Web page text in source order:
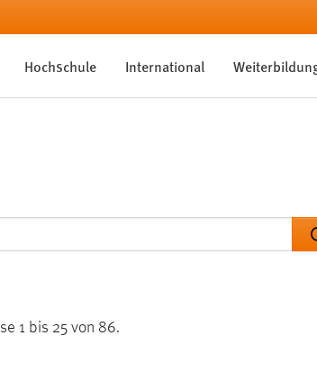
Hochschule International
1 bis 25 von 86.